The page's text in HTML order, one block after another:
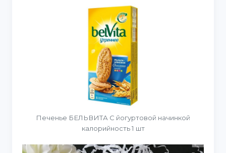
Печенье БЕЛЬВИТА С йогуртовой начинкой
калорийность 1 шт